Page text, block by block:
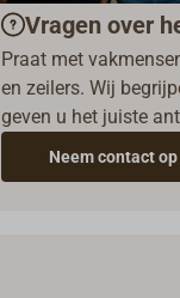
Vragen over
Praat met
en zeilers. Wij
geven u het juiste
Neem contact